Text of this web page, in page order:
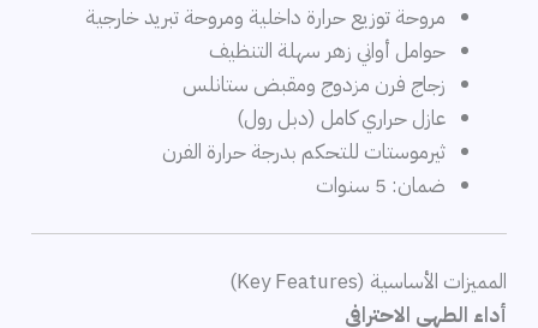
مروحة توزيع حرارة داخلية ومروحة تبريد خارجية
حوامل أواني زهر سهلة التنظيف
زجاج فرن مزدوج ومقبض ستانلس
عازل حراري كامل (دبل رول)
ثيرموستات للتحكم بدرجة حرارة الفرن
ضمان: 5 سنوات
المميزات الأساسية (Key Features)
أداء الطهي الاحترافي